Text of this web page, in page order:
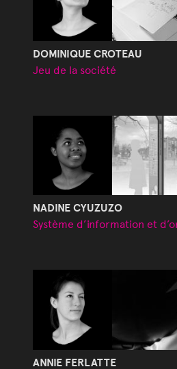
DOMINIQUE CROTEAU
Jeu de la société
NADINE CYUZUZO
Système d’information et
ANNIE FERLATTE